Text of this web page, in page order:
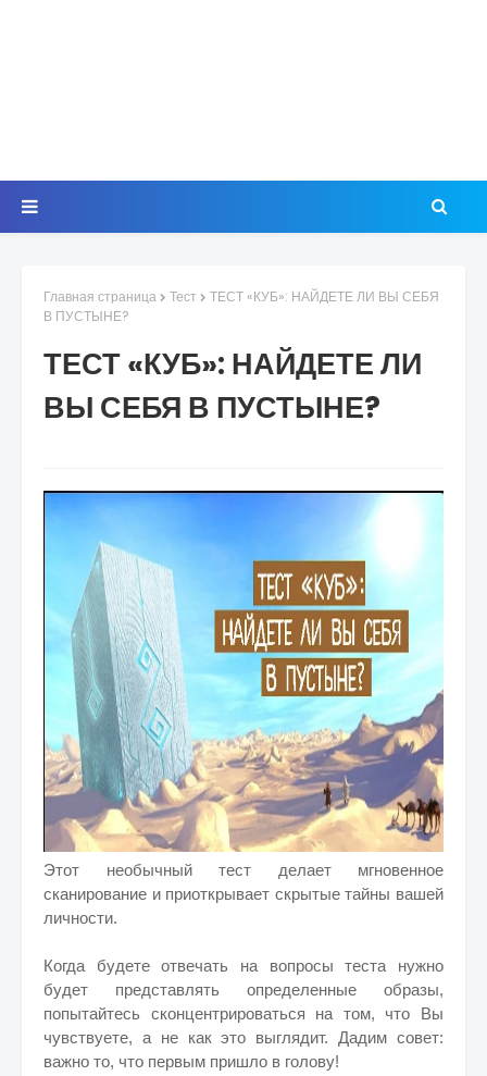
Главная страница Тест
ТЕСТ «КУБ»: НАЙДЕТЕ ЛИ ВЫ СЕБЯ
В ПУСТЫНЕ?
ТЕСТ «КУБ»: НАЙДЕТЕ ЛИ
ВЫ СЕБЯ В ПУСТЫНЕ?
Этот необычный тест делает мгновенное
сканирование и приоткрывает скрытые тайны вашей
личности.
Когда будете отвечать на вопросы теста нужно
будет представлять определенные образы,
попытайтесь сконцентрироваться на том, что Вы
чувствуете, а не как это выглядит. Дадим совет:
важно то, что первым пришло в голову!